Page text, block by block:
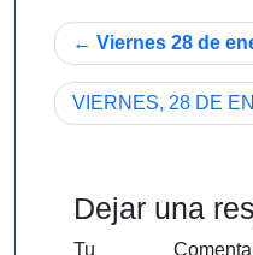
Navegación
de
entradas
Viernes 28 de
VIERNES, 28 DE
Dejar una
Tu